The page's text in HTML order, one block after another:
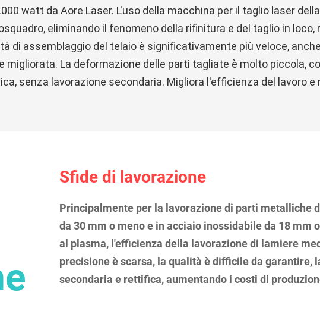
watt da Aore Laser. L'uso della macchina per il taglio laser
eliminando il fenomeno della rifinitura e del taglio in loco,
di assemblaggio del telaio è significativamente più veloce,
La deformazione delle parti tagliate è molto piccola,
senza lavorazione secondaria. Migliora l'efficienza del lavoro e
Sfide di lavorazione
Principalmente per la lavorazione di parti metalliche
da 30 mm o meno e in acciaio inossidabile da 18 mm
al plasma, l'efficienza della lavorazione di lamiere
precisione è scarsa, la qualità è difficile da garantire,
secondaria e rettifica, aumentando i costi di